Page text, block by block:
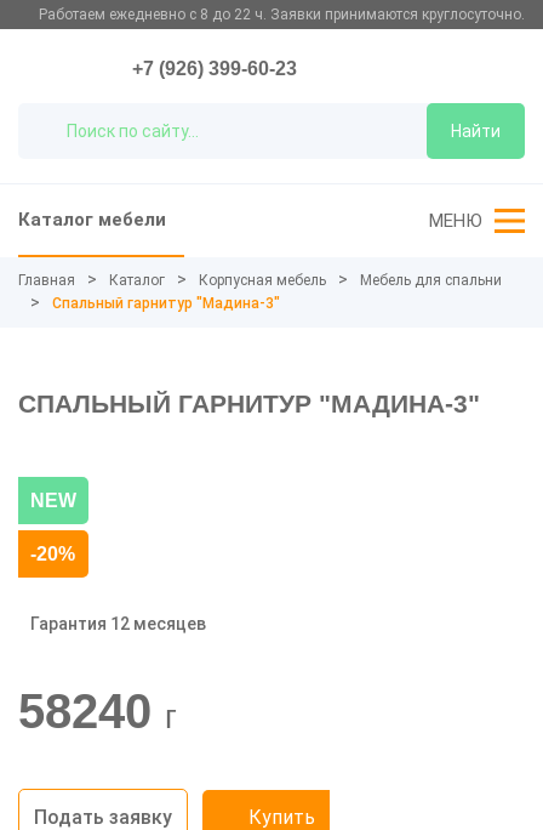
Работаем ежедневно с 8 до 22 ч. Заявки принимаются круглосуточно.
Найти
+7 (926) 399-60-23
Каталог мебели МЕНЮ
Главная Каталог Корпусная мебель
Мебель для спальни
Спальный гарнитур "Мадина-3"
СПАЛЬНЫЙ ГАРНИТУР "МАДИНА-3"
NEW
-20%
Гарантия 12 месяцев
58240 г
Подать заявку Купить